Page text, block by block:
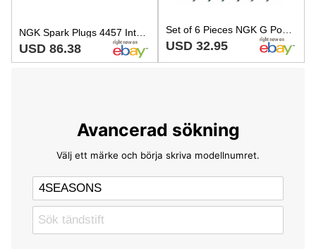
NGK Spark Plugs 4457 Integrated Type R7376-10
USD 86.38 USD 32.95
Avancerad sökning
Välj ett märke och börja skriva modellnumret.